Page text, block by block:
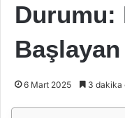
Durumu:
Başlayan
6 Mart 2025 3 dakika